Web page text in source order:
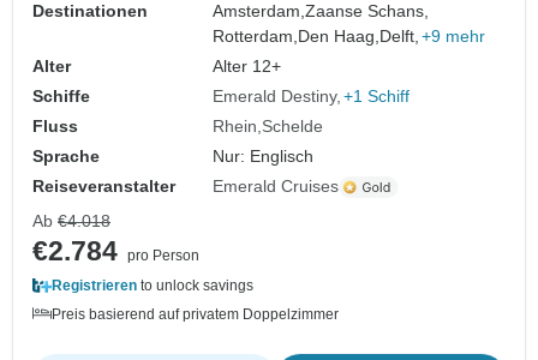
Destinationen
Amsterdam,Zaanse Schans,
Rotterdam, Den Haag, Delft, +9 mehr
Alter
Alter 12+
Schiffe
Emerald Destiny +1 Schiff
Fluss
Rhein Schelde
Sprache
Nur: Englisch
Reiseveranstalter
Emerald Cruises
Ab €4.018
€2.784 pro Person
Registrieren to unlock savings
Preis basierend auf privatem Doppelzimmer